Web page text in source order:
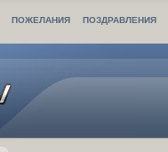
ПОЖЕЛАНИЯ ПОЗДРАВЛЕНИЯ